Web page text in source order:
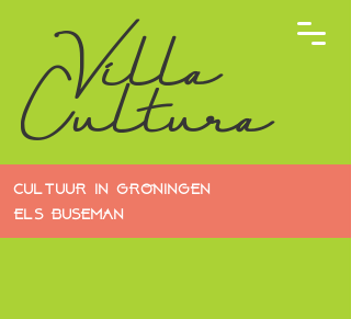
CULTUUR IN GRONINGEN
ELS BUSEMAN
Villa
Cultura